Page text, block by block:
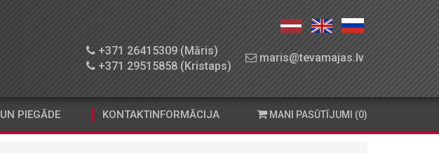
+371 26415309 (Māris)
+371 29515858 (Kristaps)
maris@tevamajas.lv
PIEGĀDE KONTAKTINFORMĀCIJA MANI PASŪTĪJUMI (0)